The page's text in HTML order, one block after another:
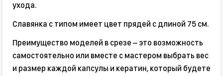
ухода.
Славянка с типом имеет цвет прядей с длиной 75 см.
Преимущество моделей в срезе – это возможность
самостоятельно или вместе с мастером выбрать вес
и размер каждой капсулы и кератин, который будете